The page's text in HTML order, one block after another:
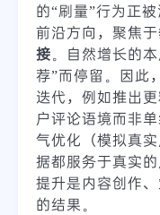
的“刷量”行为正
前沿方向，聚焦于
接。自然增长的
荐”而停留。因此
迭代，例如推出
户评论语境而非
气优化（模拟真
据都服务于真实
提升是内容创作
的结果。